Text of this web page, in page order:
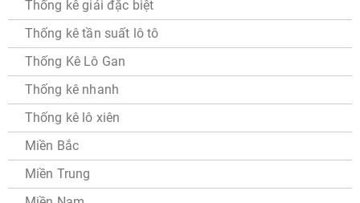
Thống kê giải đặc biệt
Thống kê tần suất lô tô
Thống Kê Lô Gan
Thống kê nhanh
Thống kê lô xiên
Miền Bắc
Miền Trung